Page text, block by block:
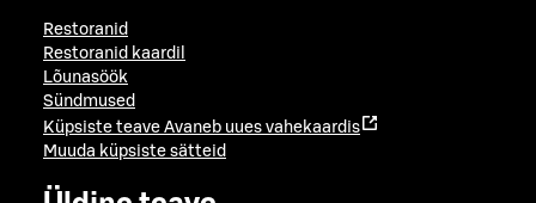
Restoranid
Restoranid kaardil
Lõunasöök
Sündmused
Küpsiste teave Avaneb uues vahekaardis
Muuda küpsiste sätteid